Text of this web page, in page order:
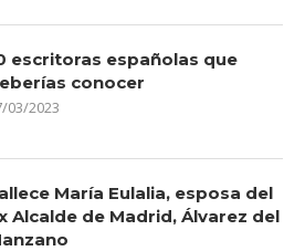
escritoras españolas que
conocer
03/2023
María Eulalia, esposa del
Alcalde de Madrid, Álvarez del